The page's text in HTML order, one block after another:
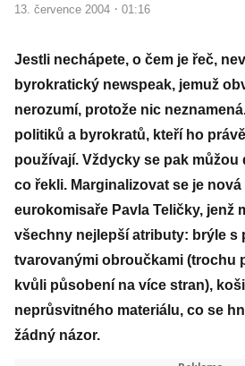
13. července 2004 · 01:16
Jestli nechápete, o čem je řeč,
byrokratický newspeak, jemuž
nerozumí, protože nic
politiků a byrokratů, kteří ho
používají. Vždycky se pak
co řekli. Marginalizovat se je
eurokomisaře Pavla Teličky, jenž
všechny nejlepší atributy: brýle s
tvarovanými obroučkami (trochu
kvůli působení na více stran),
neprůsvitného materiálu, co se
žádný názor.